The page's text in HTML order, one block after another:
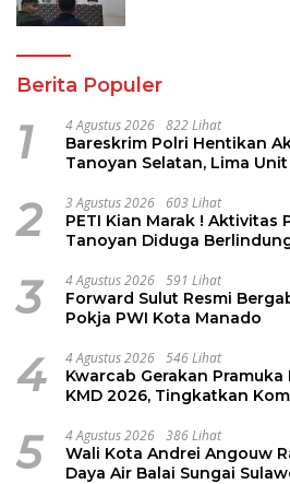
Berita Populer
1 4 Agustus 2026 822 Lihat
Bareskrim Polri Hentikan
Tanoyan Selatan, Lima
2 3 Agustus 2026 603 Lihat
PETI Kian Marak ! Aktivitas
Tanoyan Diduga
3 4 Agustus 2026 591 Lihat
Forward Sulut Resmi
Pokja PWI Kota Manado
4 4 Agustus 2026 546 Lihat
Kwarcab Gerakan
KMD 2026, Tingkatkan
5 4 Agustus 2026 386 Lihat
Wali Kota Andrei Angouw
Daya Air Balai Sungai